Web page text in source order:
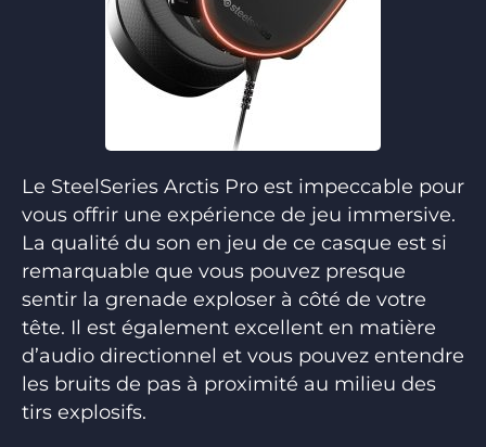
Le SteelSeries Arctis Pro est impeccable pour
vous offrir une expérience de jeu immersive.
La qualité du son en jeu de ce casque est si
remarquable que vous pouvez presque
sentir la grenade exploser à côté de votre
tête. Il est également excellent en matière
d’audio directionnel et vous pouvez entendre
les bruits de pas à proximité au milieu des
tirs explosifs.